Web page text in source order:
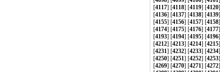
[4117] [4118] [4119] [4120
[4136] [4137] [4138] [4139
[4155] [4156] [4157] [4158
[4174] [4175] [4176] [4177
[4193] [4194] [4195] [4196
[4212] [4213] [4214] [4215
[4231] [4232] [4233] [4234
[4250] [4251] [4252] [4253
[4269] [4270] [4271] [4272